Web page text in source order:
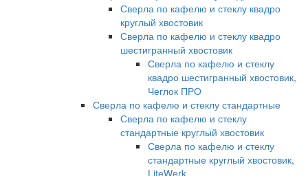
Сверла по кафелю и стеклу квадро
круглый хвостовик
Сверла по кафелю и стеклу квадро
шестигранный хвостовик
Сверла по кафелю и стеклу
квадро шестигранный хвостовик,
Чеглок ПРО
Сверла по кафелю и стеклу стандартные
Сверла по кафелю и стеклу
стандартные круглый хвостовик
Сверла по кафелю и стеклу
стандартные круглый хвостовик,
LiteWerk